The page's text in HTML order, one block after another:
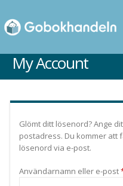
My Account
Glömt ditt lösenord? Ange
postadress. Du kommer att
lösenord via e-post.
Användarnamn eller e-post